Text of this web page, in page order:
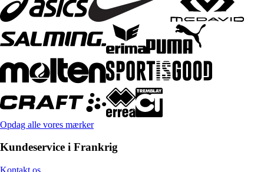
Opdag alle vores mærker
Kundeservice i Frankrig
Kontakt os